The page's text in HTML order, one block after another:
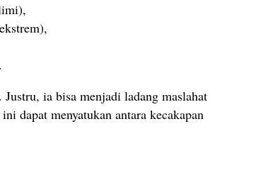
ia bisa menjadi ladang maslahat
dapat menyatukan antara kecakapan